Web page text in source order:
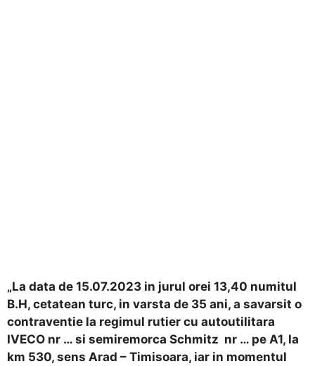
„La data de 15.07.2023 in jurul orei 13,40 numitul
B.H, cetatean turc, in varsta de 35 ani, a savarsit o
contraventie la regimul rutier cu autoutilitara
IVECO nr … si semiremorca Schmitz nr … pe A1, la
km 530, sens Arad – Timisoara, iar in momentul